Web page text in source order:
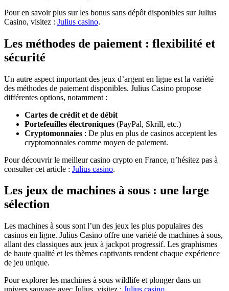
Pour en savoir plus sur les bonus sans dépôt disponibles sur Julius
Casino, visitez : Julius casino.
Les méthodes de paiement : flexibilité et
sécurité
Un autre aspect important des jeux d’argent en ligne est la variété
des méthodes de paiement disponibles. Julius Casino propose
différentes options, notamment :
Cartes de crédit et de débit
Portefeuilles électroniques (PayPal, Skrill, etc.)
Cryptomonnaies : De plus en plus de casinos acceptent les
cryptomonnaies comme moyen de paiement.
Pour découvrir le meilleur casino crypto en France, n’hésitez pas à
consulter cet article : Julius casino.
Les jeux de machines à sous : une large
sélection
Les machines à sous sont l’un des jeux les plus populaires des
casinos en ligne. Julius Casino offre une variété de machines à sous,
allant des classiques aux jeux à jackpot progressif. Les graphismes
de haute qualité et les thèmes captivants rendent chaque expérience
de jeu unique.
Pour explorer les machines à sous wildlife et plonger dans un